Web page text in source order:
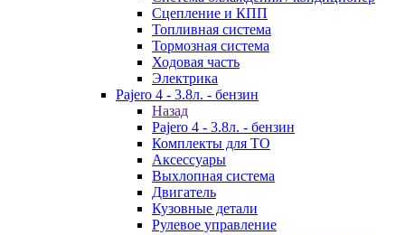
Сцепление и КПП
Топливная система
Тормозная система
Ходовая часть
Электрика
Pajero 4 - 3.8л. - бензин
Назад
Pajero 4 - 3.8л. - бензин
Комплекты для ТО
Аксессуары
Выхлопная система
Двигатель
Кузовные детали
Рулевое управление